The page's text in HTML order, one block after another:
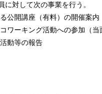
対して次の事業を行う。
公開講座（有料）の開催案内
ワーキング活動への参加（当
動等の報告